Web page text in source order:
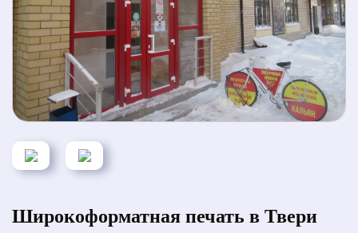
Широкоформатная печать в Твери